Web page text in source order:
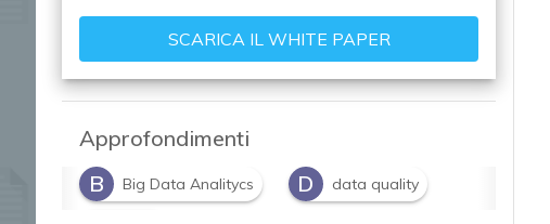
Approfondimenti
B
Big Data Analitycs D data quality